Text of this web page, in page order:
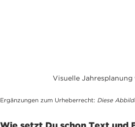
Visuelle
Ergänzungen zum Urheberrecht: Diese